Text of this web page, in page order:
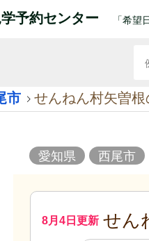
予約センター 「希望
市 せんねん村矢曽根
愛知県 西尾市
8月4日更新 せん